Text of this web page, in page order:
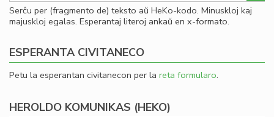
Serĉu per (fragmento de) teksto aŭ HeKo-kodo. Minuskloj kaj
majuskloj egalas. Esperantaj literoj ankaŭ en x-formato.
ESPERANTA CIVITANECO
Petu la esperantan civitanecon per la reta formularo.
HEROLDO KOMUNIKAS (HEKO)